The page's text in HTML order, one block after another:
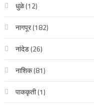
धुळे(12)
नागपूर(182)
नांदेड(26)
नाशिक(81)
पाककृती(1)